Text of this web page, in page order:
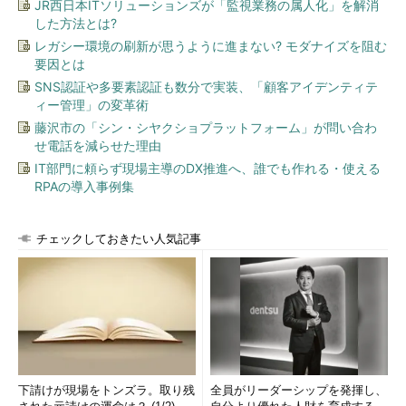
JR西日本ITソリューションズが「監視業務の属人化」を解消
した方法とは?
レガシー環境の刷新が思うように進まない? モダナイズを阻む
要因とは
SNS認証や多要素認証も数分で実装、「顧客アイデンティテ
ィー管理」の変革術
藤沢市の「シン・シヤクショプラットフォーム」が問い合わ
せ電話を減らせた理由
IT部門に頼らず現場主導のDX推進へ、誰でも作れる・使える
RPAの導入事例集
チェックしておきたい人気記事
下請けが現場をトンズラ。取り残
全員がリーダーシップを発揮し、